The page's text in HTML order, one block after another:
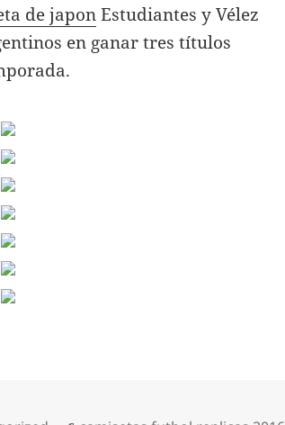
de japonEstudiantes y Vélez
en ganar tres títulos